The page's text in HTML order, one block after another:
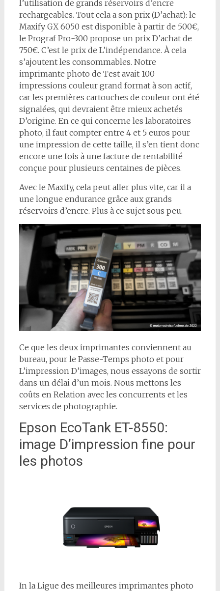
l’utilisation de grands réservoirs d’encre
rechargeables. Tout cela a son prix (D’achat): le
Maxify GX 6050 est disponible à partir de 500€,
le Prograf Pro-300 propose un prix D’achat de
750€. C’est le prix de L’indépendance. À cela
s’ajoutent les consommables. Notre
imprimante photo de Test avait 100
impressions couleur grand format à son actif,
car les premières cartouches de couleur ont été
signalées, qui devraient être mieux achetés
D’origine. En ce qui concerne les laboratoires
photo, il faut compter entre 4 et 5 euros pour
une impression de cette taille, il s’en tient donc
encore une fois à une facture de rentabilité
conçue pour plusieurs centaines de pièces.
Avec le Maxify, cela peut aller plus vite, car il a
une longue endurance grâce aux grands
réservoirs d’encre. Plus à ce sujet sous peu.
Ce que les deux imprimantes conviennent au
bureau, pour le Passe-Temps photo et pour
L’impression D’images, nous essayons de sortir
dans un délai d’un mois. Nous mettons les
coûts en Relation avec les concurrents et les
services de photographie.
Epson EcoTank ET-8550:
image D’impression fine pour
les photos
In la Ligue des meilleures imprimantes photo